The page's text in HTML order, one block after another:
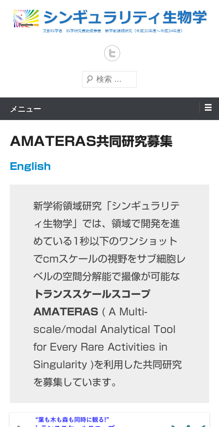
シンギュラリティ生物学
34年度）
検
索
メニュー
AMATERAS共同研究募集
English
新学術領域研究「シンギュラリテ
ィ生物学」では、領域で開発を進
めている1秒以下のワンショット
でcmスケールの視野をサブ細胞レ
ベルの空間分解能で撮像が可能な
トランススケールスコープ
AMATERAS( A Multi-
scale/modal Analytical Tool
for Every Rare Activities in
Singularity )を利用した共同研究
を募集しています。